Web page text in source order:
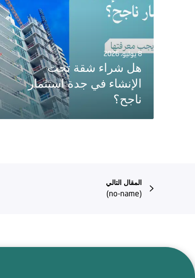
8 يوليو، 2026
هل شراء شقة تحت
الإنشاء في جدة استثمار
ناجح؟
المقال التالي
(no-name)